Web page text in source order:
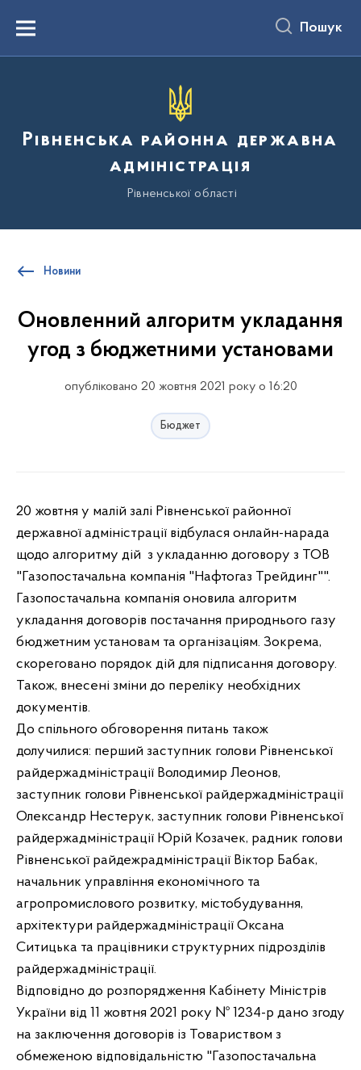
вмістуMenu Пошук
Рівненська районна державна
адміністрація
Рівненської області
Новини
Оновленний алгоритм укладання
угод з бюджетними установами
опубліковано 20 жовтня 2021 року о 16:20
Бюджет
20 жовтня у малій залі Рівненської районної
державної адміністрації відбулася онлайн-нарада
щодо алгоритму дій з укладанню договору з ТОВ
"Газопостачальна компанія "Нафтогаз Трейдинг"".
Газопостачальна компанія оновила алгоритм
укладання договорів постачання природнього газу
бюджетним установам та організаціям. Зокрема,
скореговано порядок дій для підписання договору.
Також, внесені зміни до переліку необхідних
документів.
До спільного обговорення питань також
долучилися: перший заступник голови Рівненської
райдержадміністрації Володимир Леонов,
заступник голови Рівненської райдержадміністрації
Олександр Нестерук, заступник голови Рівненської
райдержадміністрації Юрій Козачек, радник голови
Рівненської райдежрадміністрації Віктор Бабак,
начальник управління економічного та
агропромислового розвитку, містобудування,
архітектури райдержадміністрації Оксана
Ситицька та працівники структурних підрозділів
райдержадміністрації.
Відповідно до розпорядження Кабінету Міністрів
України від 11 жовтня 2021 року № 1234-р дано згоду
на заключення договорів із Товариством з
обмеженою відповідальністю "Газопостачальна